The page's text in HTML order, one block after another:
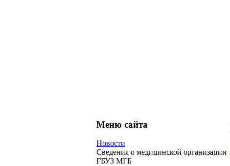
Меню сайта
Новости
Сведения о медицинской организации
ГБУЗ МГБ